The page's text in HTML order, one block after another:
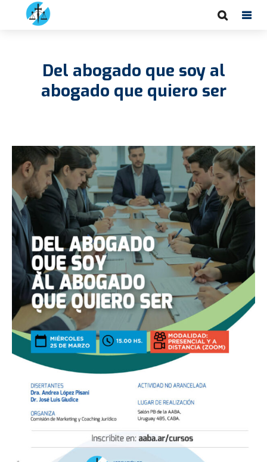
Del abogado que soy al
abogado que quiero ser